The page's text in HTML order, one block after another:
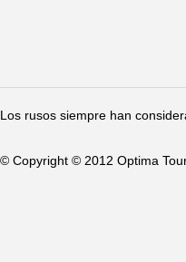
Los rusos siempre han
© Copyright © 2012 Optima